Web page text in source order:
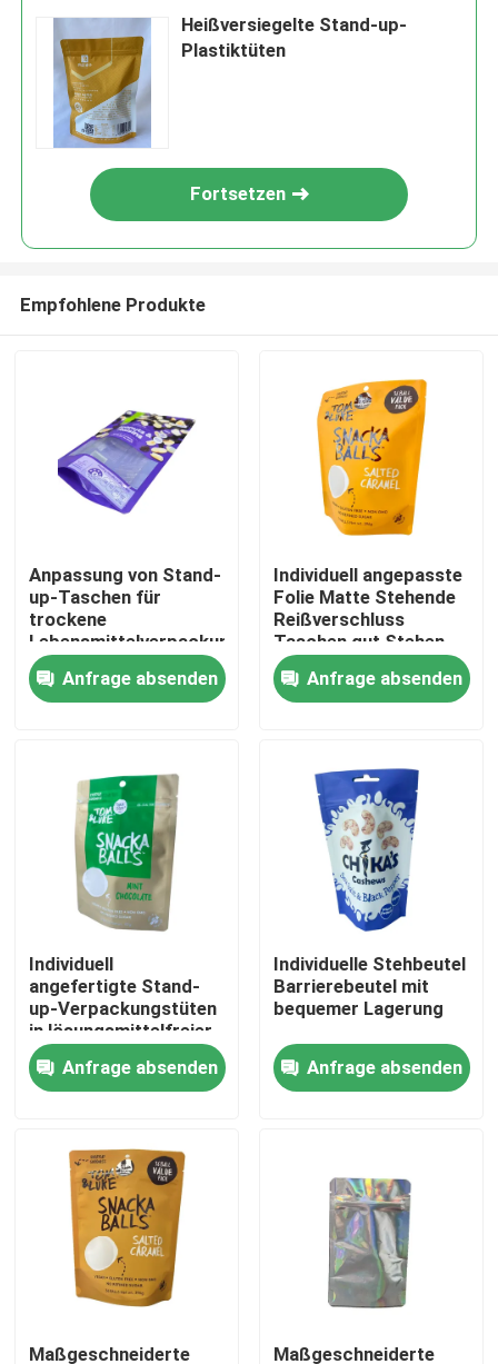
Produkte
Über uns
Fabrik-Ausflug
Qualitätskontrolle
Treten Sie mit uns in Verbindung
Fälle
Verpacken- der Lebensmittelbeutel
Ausgussverpackungsbeutel
Heißversiegelte Stand-up-
Plastiktüten
Fortsetzen
Empfohlene Produkte
Anpassung von Stand-
up-Taschen für
trockene
Lebensmittelverpackungen
Anfrage absenden
Individuell angepasste
Folie Matte Stehende
Reißverschluss
Taschen gut Stehen
Design
Anfrage absenden
Individuell
angefertigte Stand-
up-Verpackungstüten
in lösungsmittelfreier
Lamination
Anfrage absenden
Individuelle Stehbeutel
Barrierebeutel mit
bequemer Lagerung
Anfrage absenden
Maßgeschneiderte Maßgeschneiderte